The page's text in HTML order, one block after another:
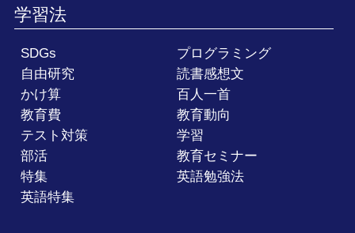
学習法
SDGs
プログラミング
自由研究
読書感想文
かけ算
百人一首
教育費
教育動向
テスト対策
学習
部活
教育セミナー
特集
英語勉強法
英語特集